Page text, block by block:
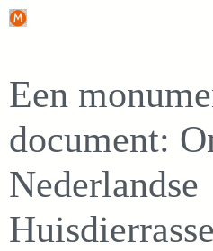
Ga
inhoud
Een
document:
Nederlandse